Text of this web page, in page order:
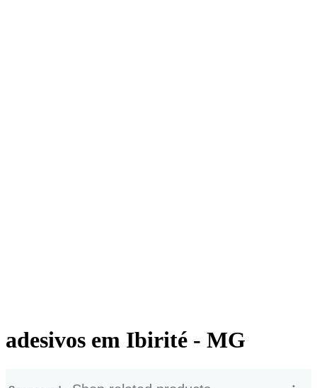
adesivos em Ibirité - MG